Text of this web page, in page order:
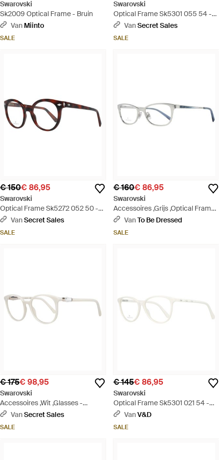
Swarovski
Sk2009 Optical Frame - Bruin
Van Miinto
SALE
Swarovski
Optical Frame Sk5301 055 54 -
Metallic
VanSecret Sales
SALE
€ 150€ 86,95
Swarovski
Optical Frame Sk5272 052 50 -
BruinVanSecret Sales
SALE
€ 160€ 86,95
Swarovski
Accessoires ,Grijs ,Optical Frame
- Metallic
VanTo Be Dressed
SALE
€ 175€ 98,95
Swarovski
Accessoires ,Wit ,Glasses -
Metallic
VanSecret Sales
SALE
€ 145€ 86,95
Swarovski
Optical Frame Sk5301 021 54 -
Metallic
VanV&D
SALE